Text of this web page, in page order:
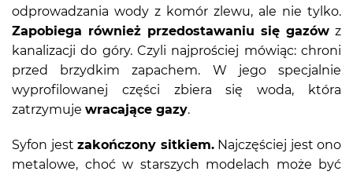
odprowadzania wody z komór zlewu, ale nie tylko.
Zapobiega również przedostawaniu się gazów z
kanalizacji do góry. Czyli najprościej mówiąc: chroni
przed brzydkim zapachem. W jego specjalnie
wyprofilowanej części zbiera się woda, która
zatrzymuje wracające gazy.
Syfon jest zakończony sitkiem.Najczęściej jest ono
metalowe, choć w starszych modelach może być